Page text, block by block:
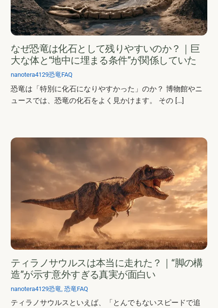
なぜ恐竜は化石として残りやすいのか？｜巨
大な体と“地中に埋まる条件”が関係していた
nanotera4129恐竜FAQ
恐竜は「特別に化石になりやすかった」のか？ 博物館やニ
ュースでは、恐竜の化石をよく見かけます。 その […]
ティラノサウルスは本当に走れた？｜“脚の構
造”が示す意外すぎる真実が面白い
nanotera4129恐竜 ,恐竜FAQ
ティラノサウルスといえば、「とんでもないスピードで追